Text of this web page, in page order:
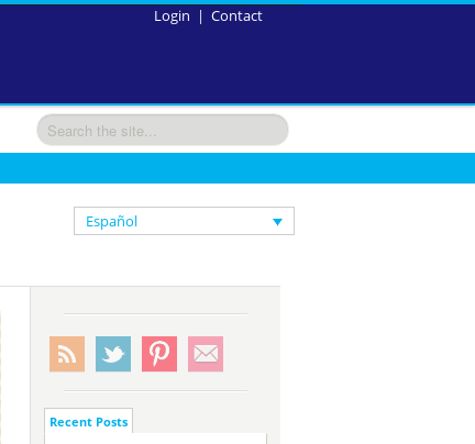
Contact
|
Login
Español
Recent Posts